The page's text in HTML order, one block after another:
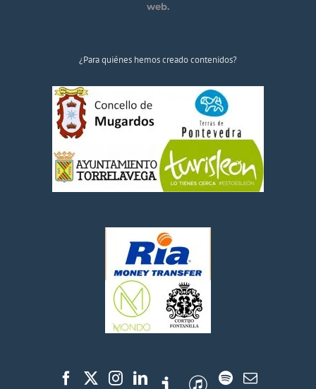
web.
¿Para quiénes hemos creado contenidos?